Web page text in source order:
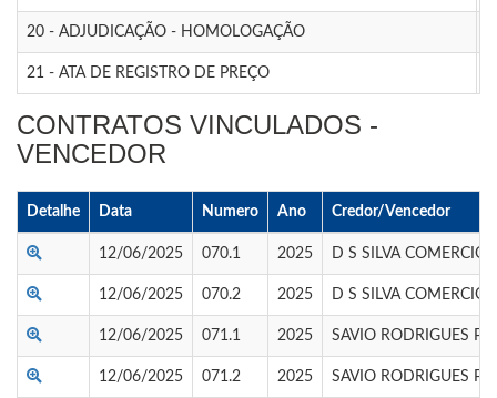
20 - ADJUDICAÇÃO - HOMOLOGAÇÃO
21 - ATA DE REGISTRO DE PREÇO
CONTRATOS VINCULADOS -
VENCEDOR
Detalhe Data Numero Ano Credor/Vencedor
12/06/2025 070.1 2025 D S SILVA COMERCIO
12/06/2025 070.2 2025 D S SILVA COMERCIO
12/06/2025 071.1 2025 SAVIO RODRIGUES
12/06/2025 071.2 2025 SAVIO RODRIGUES